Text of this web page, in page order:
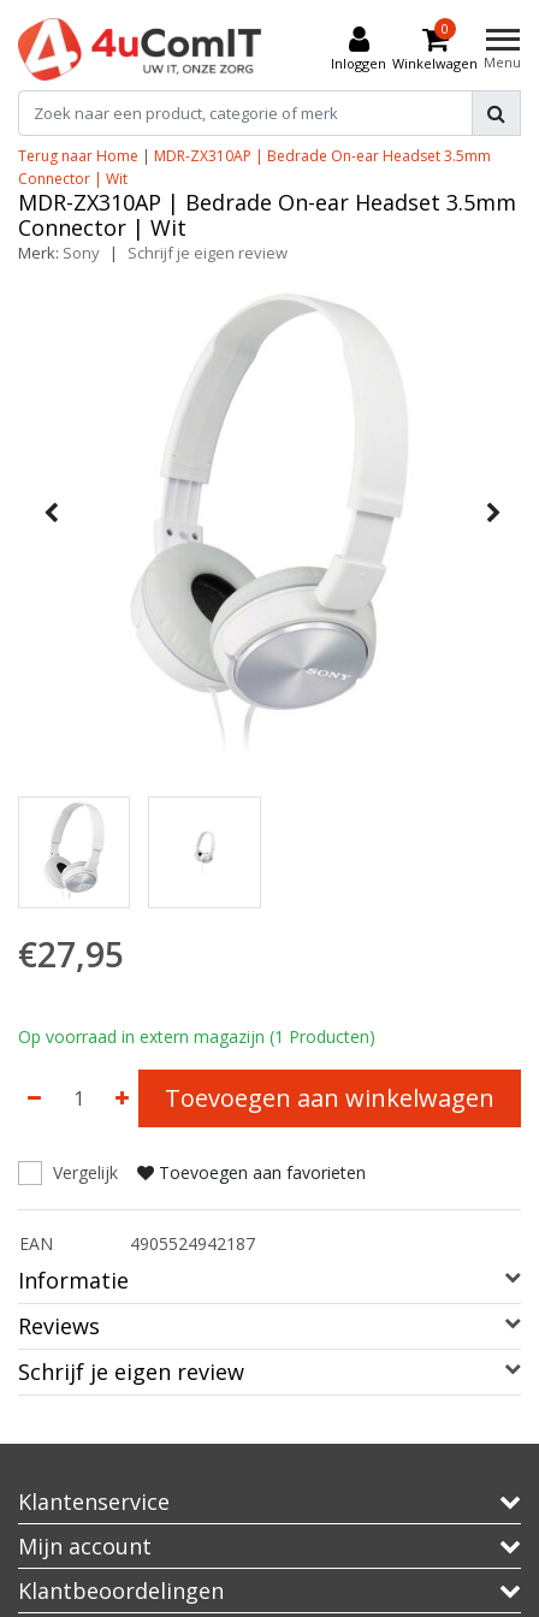
Inloggen
0
Winkelwagen Menu
Terug naar Home | MDR-ZX310AP | Bedrade On-ear Headset 3.5mm
Connector | Wit
MDR-ZX310AP | Bedrade On-ear Headset 3.5mm
Connector | Wit
Merk: Sony | Schrijf je eigen review
€27,95
Op voorraad in extern magazijn (1 Producten)
Toevoegen aan winkelwagen
Vergelijk Toevoegen aan favorieten
EAN 4905524942187
Informatie
Reviews
Schrijf je eigen review
Klantenservice
Mijn account
Klantbeoordelingen